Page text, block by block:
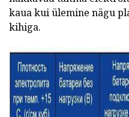
kaua kui ülemine nägu
kihiga.